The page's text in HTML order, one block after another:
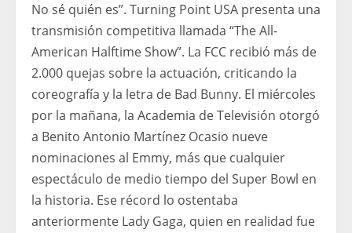
No sé quién es”. Turning Point USA presenta una
transmisión competitiva llamada “The All-
American Halftime Show”. La FCC recibió más de
2.000 quejas sobre la actuación, criticando la
coreografía y la letra de Bad Bunny. El miércoles
por la mañana, la Academia de Televisión otorgó
a Benito Antonio Martínez Ocasio nueve
nominaciones al Emmy, más que cualquier
espectáculo de medio tiempo del Super Bowl en
la historia. Ese récord lo ostentaba
anteriormente Lady Gaga, quien en realidad fue